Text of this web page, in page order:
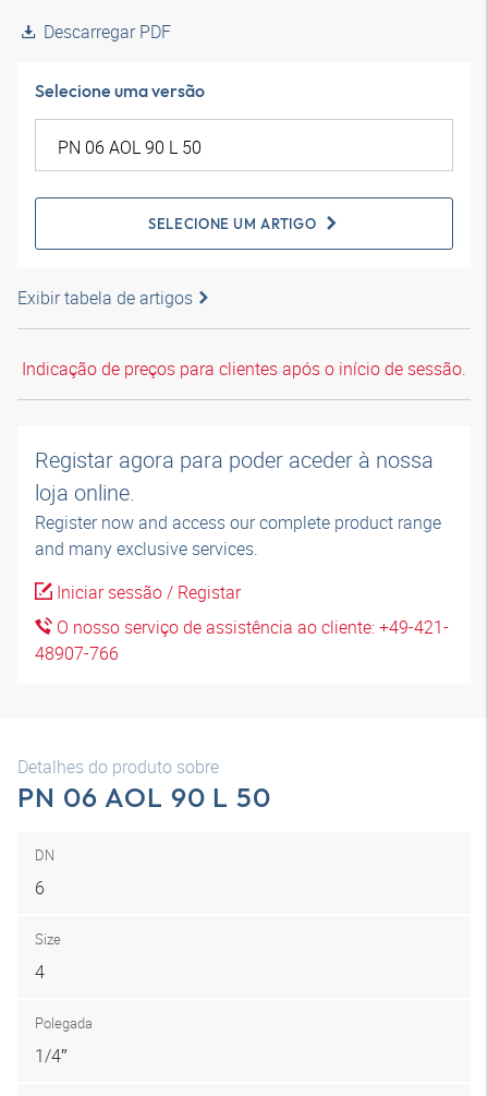
Descarregar PDF
Selecione uma versão
SELECIONE UM ARTIGO
Exibir tabela de artigos
Indicação de preços para clientes após o início de sessão.
Registar agora para poder aceder à nossa
loja online.
Register now and access our complete product range
and many exclusive services.
Iniciar sessão / Registar
O nosso serviço de assistência ao cliente: +49-421-
48907-766
Detalhes do produto sobre
PN 06 AOL 90 L 50
DN
6
Size
4
Polegada
1/4″